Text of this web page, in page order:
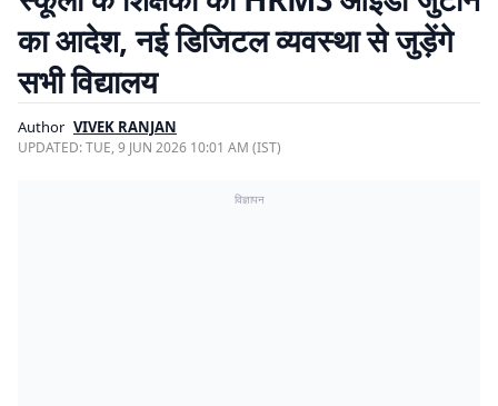
का आदेश, नई डिजिटल व्यवस्था से जुड़ेंगे
सभी विद्यालय
Author VIVEK RANJAN
UPDATED:TUE, 9 JUN 2026 10:01 AM (IST)
विज्ञापन